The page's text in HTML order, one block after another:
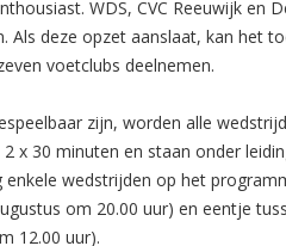
WDS, CVC Reeuwijk en
Als deze opzet aanslaat, kan het
voetclubs deelnemen.
zijn, worden alle
x 30 minuten en staan onder
wedstrijden op het
om 20.00 uur) en eentje
12.00 uur).